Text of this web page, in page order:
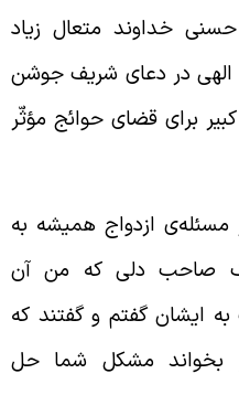
خداوند متعال زیاد
در دعای شریف جوشن
برای قضای حوائج مؤثّر
ازدواج همیشه به
صاحب دلی که من آن
گفتم و گفتند که
مشکل شما حل